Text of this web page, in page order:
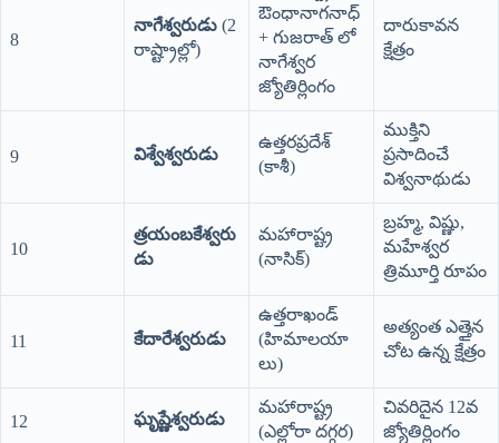
8
నాగేశ్వరుడు (2
రాష్ట్రాల్లో)
ఔంధానాగనాధ్
+ గుజరాత్ లో
నాగేశ్వర
జ్యోతిర్లింగం
దారుకావన
క్షేత్రం
9 విశ్వేశ్వరుడు
ఉత్తరప్రదేశ్
(కాశీ)
ముక్తిని
ప్రసాదించే
విశ్వనాథుడు
10
త్రయంబకేశ్వరు
డు
మహారాష్ట్ర
(నాసిక్)
బ్రహ్మ, విష్ణు,
మహేశ్వర
త్రిమూర్తి రూపం
11 కేదారేశ్వరుడు
ఉత్తరాఖండ్
(హిమాలయా
లు)
అత్యంత ఎత్తైన
చోట ఉన్న క్షేత్రం
12 ఘృష్ణేశ్వరుడు
మహారాష్ట్ర
(ఎల్లోరా దగ్గర)
చివరిదైన 12వ
జ్యోతిర్లింగం